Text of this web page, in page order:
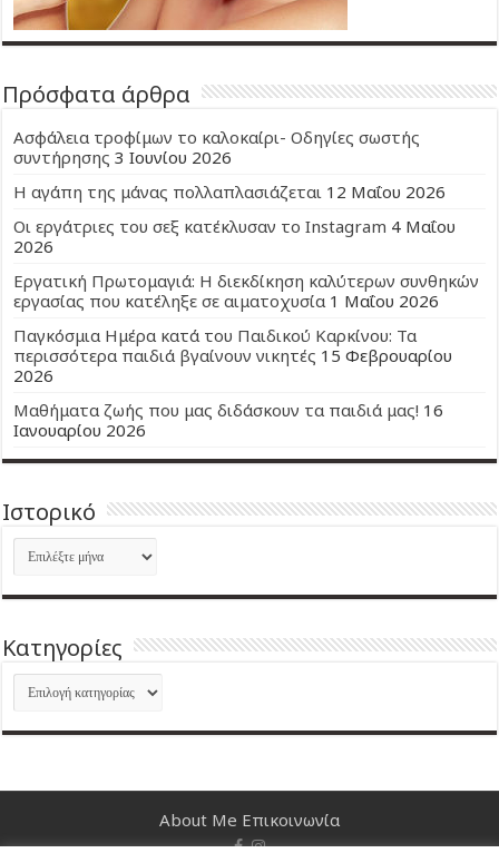
Πρόσφατα άρθρα
Ασφάλεια τροφίμων το καλοκαίρι- Οδηγίες σωστής
συντήρησης 3 Ιουνίου 2026
Η αγάπη της μάνας πολλαπλασιάζεται 12 Μαΐου 2026
Οι εργάτριες του σεξ κατέκλυσαν το Instagram 4 Μαΐου
2026
Εργατική Πρωτομαγιά: Η διεκδίκηση καλύτερων συνθηκών
εργασίας που κατέληξε σε αιματοχυσία 1 Μαΐου 2026
Παγκόσμια Ημέρα κατά του Παιδικού Καρκίνου: Τα
περισσότερα παιδιά βγαίνουν νικητές 15 Φεβρουαρίου
2026
Μαθήματα ζωής που μας διδάσκουν τα παιδιά μας! 16
Ιανουαρίου 2026
Ιστορικό
Ιστορικό
Kατηγορίες
Kατηγορίες
About Me Επικοινωνία